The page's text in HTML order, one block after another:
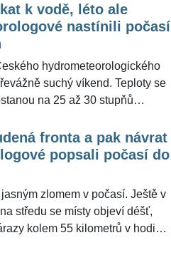
přeháňky. V neděli se oteplí
Výhled pro ŽivotvČesku.cz
z portálu Meteocentrum.cz,
do středy příštího týdne
podoba léta s maximy
stupni.
k vodě, léto ale
nastínili počasí
hydrometeorologického
suchý víkend. Teploty se
na 25 až 30 stupňů
zůstane chladněji.
popsali také
Meteocentrum.cz, podle
teplou a snesitelnou
extrémních veder.
fronta a pak návrat
popsali počasí do
zlomem v počasí. Ještě v
středu se místy objeví déšť,
kolem 55 kilometrů v hodině.